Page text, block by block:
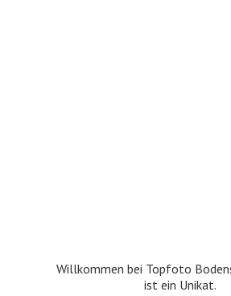
Willkommen bei Topfoto
ist ein Unikat.